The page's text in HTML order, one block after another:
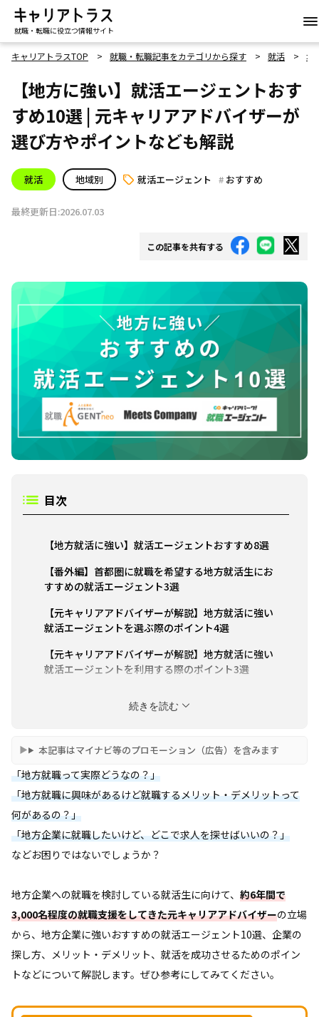
就職・転職に役立つ情報サイト
キャリアトラスTOP 就職・転職記事をカテゴリから探す 就活 地
【地方に強い】就活エージェントおす
すめ10選 | 元キャリアアドバイザーが
選び方やポイントなども解説
就活 地域別 就活エージェント おすすめ
最終更新日:2026.07.03
この記事を共有する
目次
【地方就活に強い】就活エージェントおすすめ8選
【番外編】首都圏に就職を希望する地方就活生にお
すすめの就活エージェント3選
【元キャリアアドバイザーが解説】地方就活に強い
就活エージェントを選ぶ際のポイント4選
【元キャリアアドバイザーが解説】地方就活に強い
就活エージェントを利用する際のポイント3選
リット6選
【元キャリアアドバイザーが解説】知っておきた
い！地方就職・地方移住で活用できる支援金・補助
金制度
【元キャリアアドバイザーが解説】地方就職ができ
る求人の探し方
続きを読む
本記事はマイナビ等のプロモーション（広告）を含みます
「地方就職って実際どうなの？」
「地方就職に興味があるけど就職するメリット・デメリットって
何があるの？」
「地方企業に就職したいけど、どこで求人を探せばいいの？」
などお困りではないでしょうか？
地方企業への就職を検討している就活生に向けて、 約6年間で
3,000名程度の就職支援をしてきた元キャリアアドバイザーの立場
から、地方企業に強いおすすめの就活エージェント10選、企業の
探し方、メリット・デメリット、就活を成功させるためのポイン
トなどについて解説します。ぜひ参考にしてみてください。